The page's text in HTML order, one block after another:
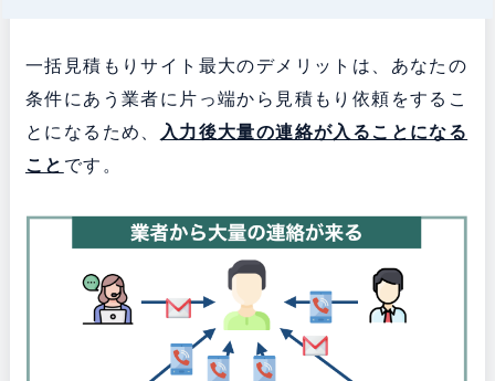
一括見積もりサイト最大のデメリットは、あなたの
条件にあう業者に片っ端から見積もり依頼をするこ
とになるため、
入力後大量の連絡が入ることになる
こと です。